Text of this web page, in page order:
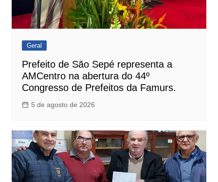
Geral
Prefeito de São Sepé representa a
AMCentro na abertura do 44º
Congresso de Prefeitos da Famurs.
5 de agosto de 2026